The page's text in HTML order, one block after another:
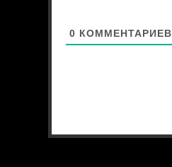
0 КОММЕНТАРИЕВ